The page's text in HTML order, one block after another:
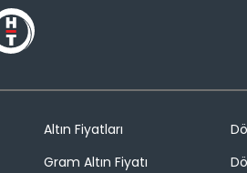
Altın Fiyatları
Gram Altın Fiyatı